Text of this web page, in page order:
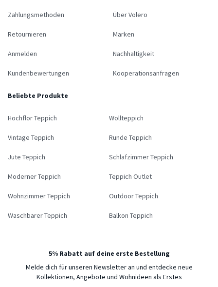
Zahlungsmethoden
Retournieren
Anmelden
Kundenbewertungen
Über Volero
Marken
Nachhaltigkeit
Kooperationsanfragen
Beliebte Produkte
Hochflor Teppich Wollteppich
Vintage Teppich Runde Teppich
Jute Teppich Schlafzimmer Teppich
Moderner Teppich Teppich Outlet
Wohnzimmer Teppich Outdoor Teppich
Waschbarer Teppich Balkon Teppich
5% Rabatt auf deine erste Bestellung
Melde dich für unseren Newsletter an und entdecke neue
Kollektionen, Angebote und Wohnideen als Erstes